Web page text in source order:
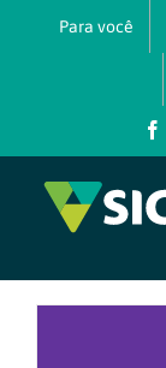
Para você